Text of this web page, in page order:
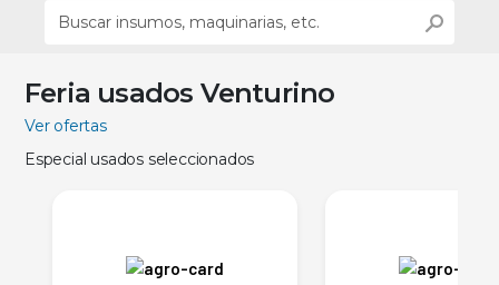
Feria usados Venturino
Ver ofertas
Especial usados seleccionados